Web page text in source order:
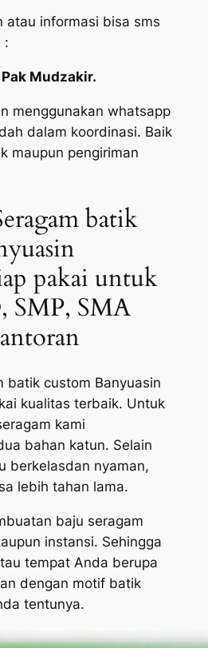
atau informasi bisa sms
:
Mudzakir.
menggunakan whatsapp
dalam koordinasi. Baik
maupun pengiriman
batik
pakai untuk
SMP, SMA
batik custom Banyuasin
kualitas terbaik. Untuk
kami
bahan katun. Selain
berkelasdan nyaman,
lebih tahan lama.
baju seragam
instansi. Sehingga
tempat Anda berupa
dengan motif batik
tentunya.